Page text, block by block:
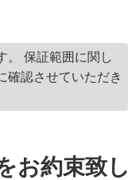
。 保証範囲に関し
確認させていただき
お約束致し